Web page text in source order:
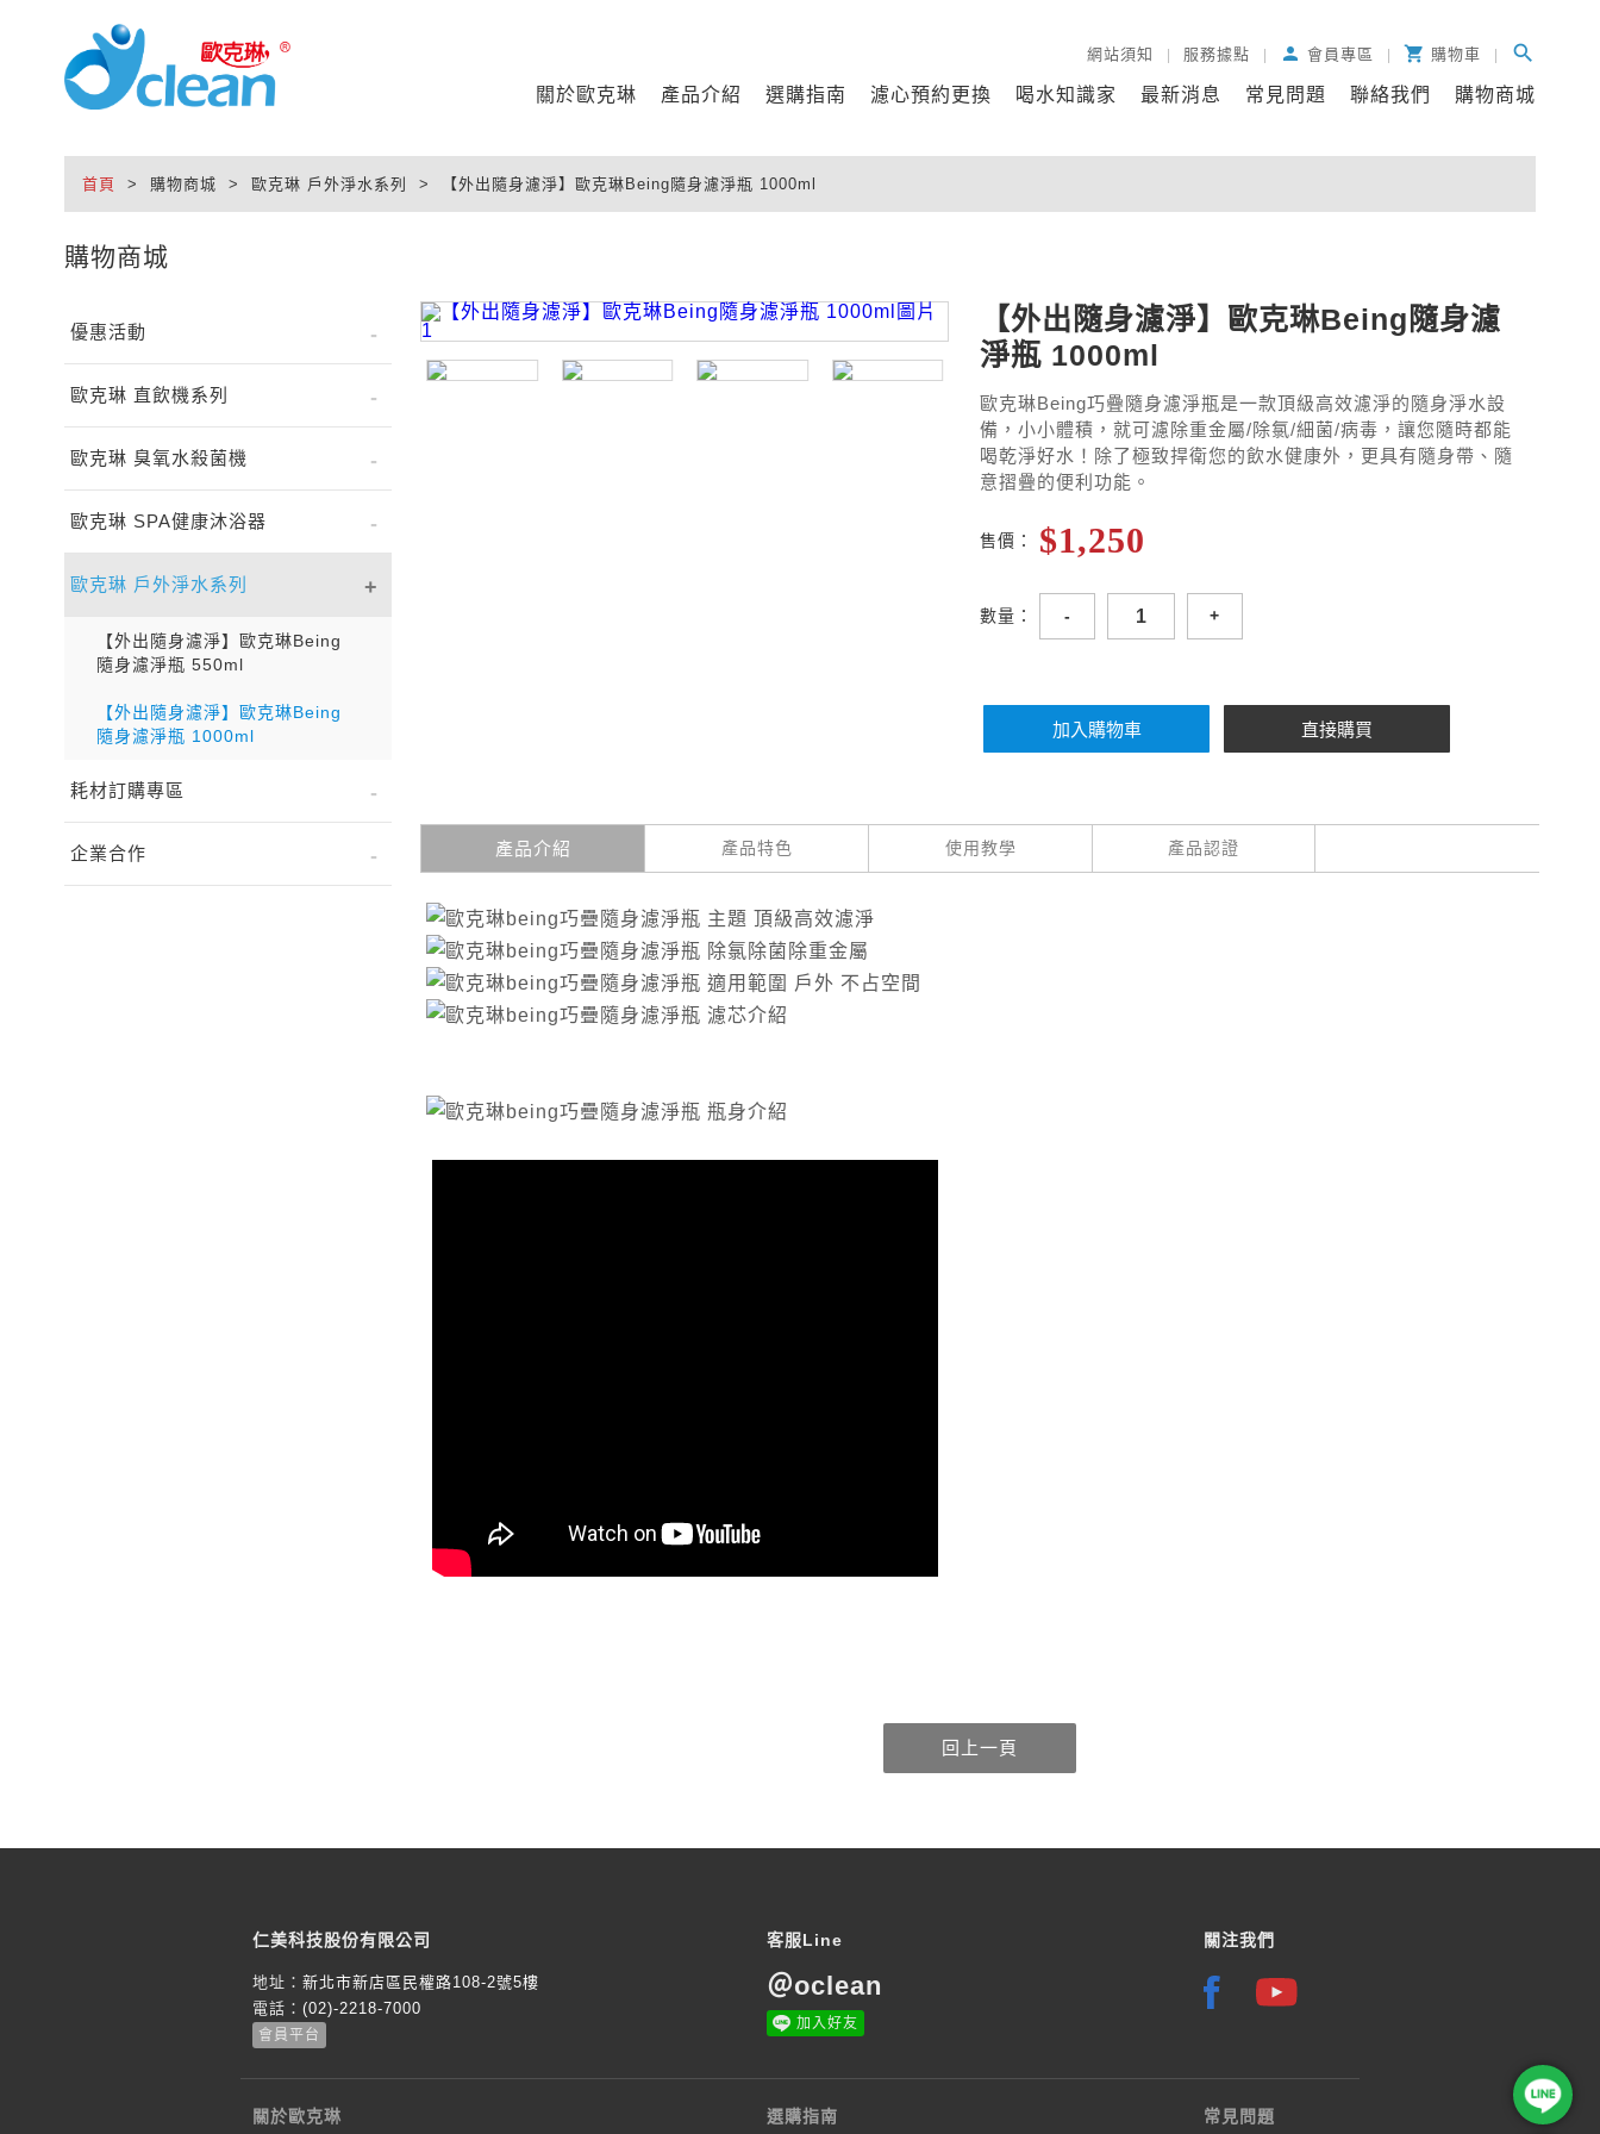
網站須知 服務據點 person 會員專區  購物車 search
關於歐克琳 產品介紹 選購指南 濾心預約更換 喝水知識家 最新消息 常見問題 聯絡我們 購物商城
首頁 > 購物商城 > 歐克琳 戶外淨水系列 > 【外出隨身濾淨】歐克琳Being隨身濾淨瓶 1000ml
購物商城
優惠活動
歐克琳 直飲機系列
歐克琳 臭氧水殺菌機
歐克琳 SPA健康沐浴器
歐克琳 戶外淨水系列
【外出隨身濾淨】歐克琳Being
隨身濾淨瓶 550ml
【外出隨身濾淨】歐克琳Being
隨身濾淨瓶 1000ml
耗材訂購專區
企業合作
【外出隨身濾淨】歐克琳Being隨身濾
淨瓶 1000ml
歐克琳Being巧疊隨身濾淨瓶是一款頂級高效濾淨的隨身淨水設
備，小小體積，就可濾除重金屬/除氯/細菌/病毒，讓您隨時都能
喝乾淨好水！除了極致捍衛您的飲水健康外，更具有隨身帶、隨
意摺疊的便利功能。
售價： $1,250
數量： - +
產品介紹 產品特色 使用教學 產品認證
仁美科技股份有限公司
地址： 新北市新店區民權路108-2號5樓
電話： (02)-2218-7000
會員平台
客服Line
＠oclean
加入好友
關注我們
關於歐克琳 選購指南 常見問題